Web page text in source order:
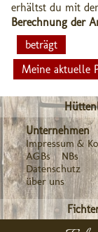
erhältst du mit
Berechnung der
Meine aktuelle
Unternehmen
Impressum &
AGBs
NBs
Datenschutz
über uns